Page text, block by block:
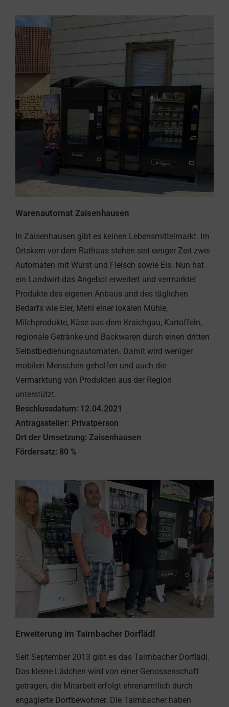
Warenautomat Zaisenhausen
In Zaisenhausen gibt es keinen Lebensmittelmarkt. Im
Ortskern vor dem Rathaus stehen seit einiger Zeit zwei
Automaten mit Wurst und Fleisch sowie Eis. Nun hat
ein Landwirt das Angebot erweitert und vermarktet
Produkte des eigenen Anbaus und des täglichen
Bedarfs wie Eier, Mehl einer lokalen Mühle,
Milchprodukte, Käse aus dem Kraichgau, Kartoffeln,
regionale Getränke und Backwaren durch einen dritten
Selbstbedienungsautomaten. Damit wird weniger
mobilen Menschen geholfen und auch die
Vermarktung von Produkten aus der Region
unterstützt.
Beschlussdatum: 12.04.2021
Antragssteller: Privatperson
Ort der Umsetzung: Zaisenhausen
Fördersatz: 80 %
Erweiterung im Tairnbacher Dorflädl
Seit September 2013 gibt es das Tairnbacher Dorflädl.
Das kleine Lädchen wird von einer Genossenschaft
getragen, die Mitarbeit erfolgt ehrenamtlich durch
engagierte Dorfbewohner. Die Tairnbacher haben